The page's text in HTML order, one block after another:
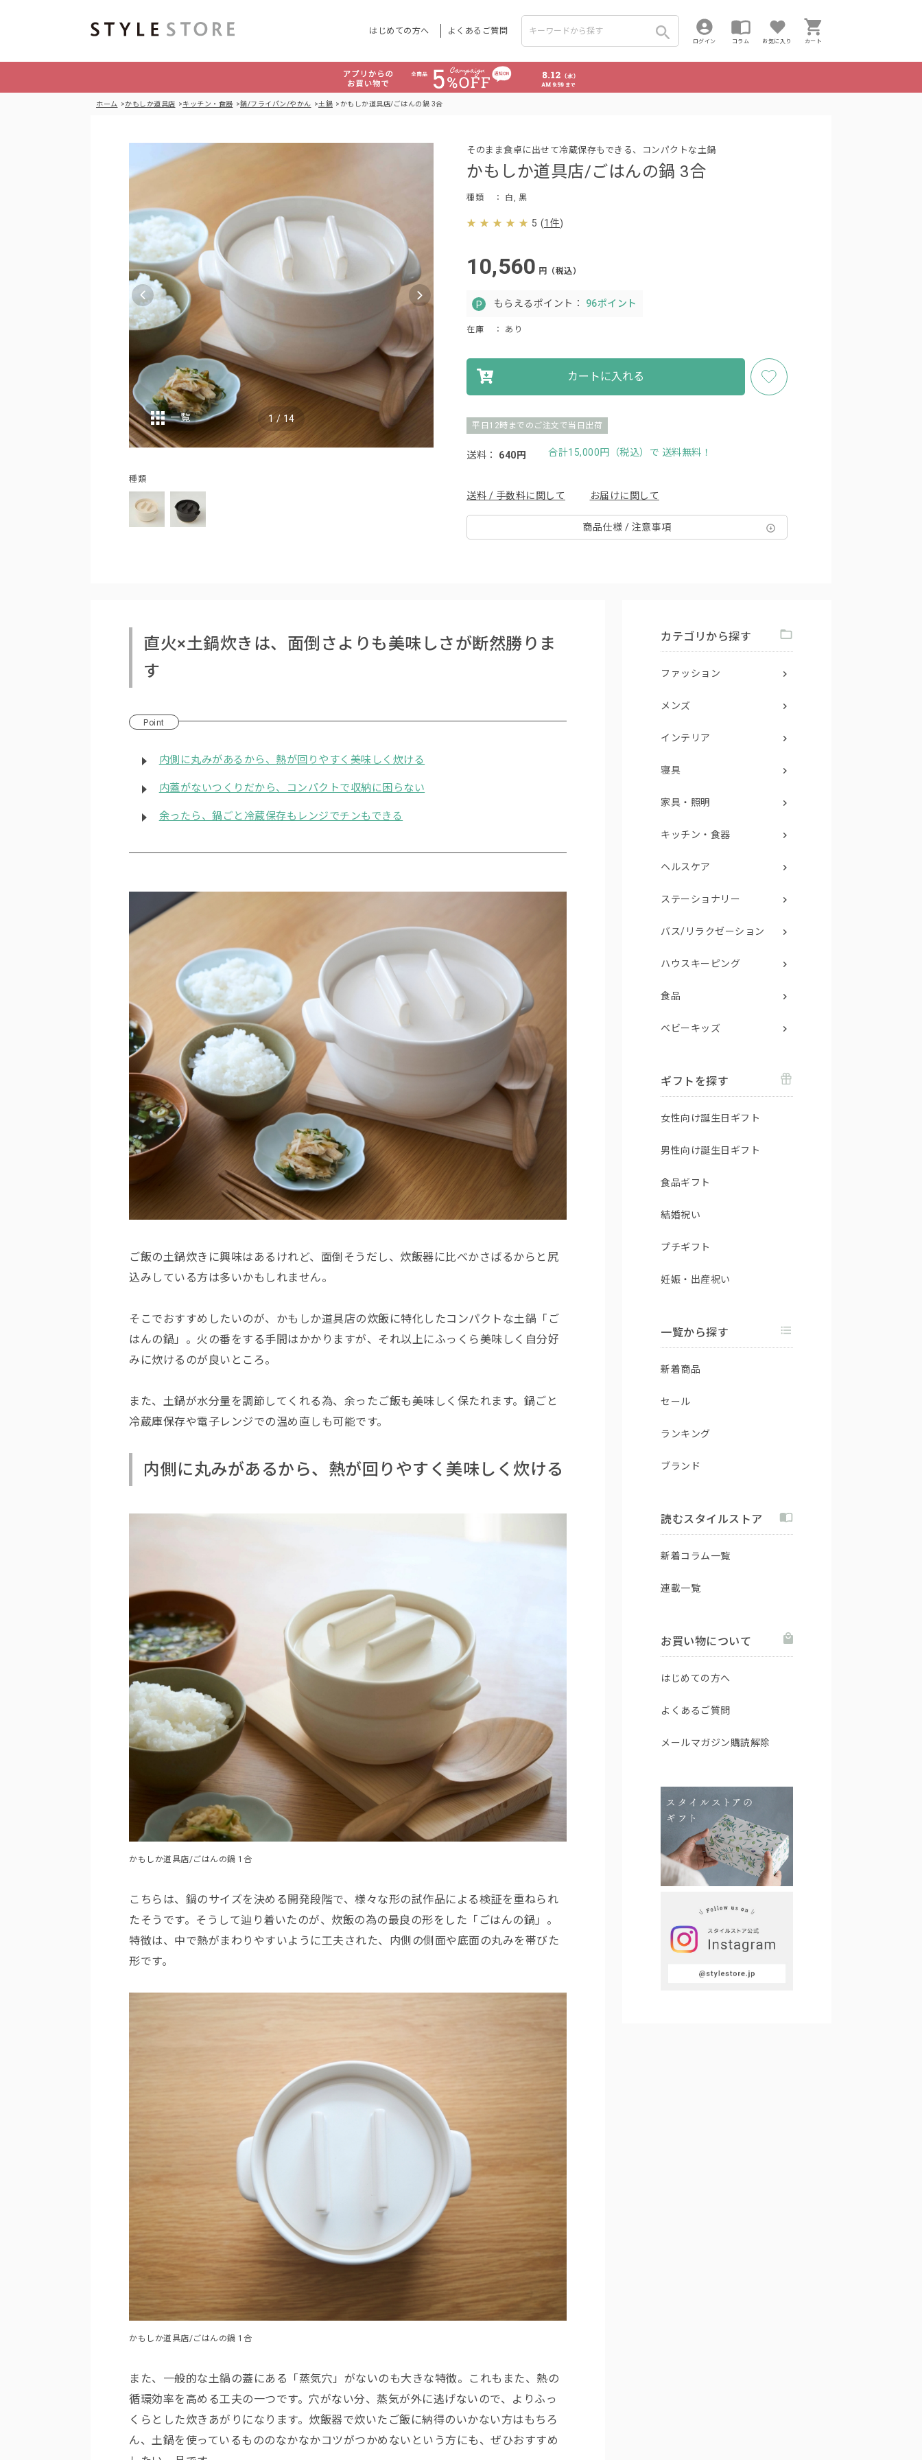
はじめての方へ よくあるご質問
ログイン コラム お気に入り カート
ホーム かもしか道具店 キッチン・食器 鍋/フライパン/やかん 土鍋 かもしか道具店/ごはんの鍋 3合
かもしか道具店/ごはんの鍋 3合
そのまま食卓に出せて冷蔵保存もできる、コンパクトな土鍋
種類 ： 白, 黒
5 (1件)
10,560 円（税込）
もらえるポイント： 96ポイント
在庫 ： あり
カートに入れる
平日12時までのご注文で当日出荷
送料： 640円 合計15,000円（税込）で 送料無料！
送料 / 手数料に関して お届けに関して
商品仕様 / 注意事項
1/ 14
一覧
種類
直火×土鍋炊きは、面倒さよりも美味しさが断然勝りま
す
Point
内側に丸みがあるから、熱が回りやすく美味しく炊ける
内蓋がないつくりだから、コンパクトで収納に困らない
余ったら、鍋ごと冷蔵保存もレンジでチンもできる
ご飯の土鍋炊きに興味はあるけれど、面倒そうだし、炊飯器に比べかさばるからと尻
込みしている方は多いかもしれません。
そこでおすすめしたいのが、かもしか道具店の炊飯に特化したコンパクトな土鍋「ご
はんの鍋」。火の番をする手間はかかりますが、それ以上にふっくら美味しく自分好
みに炊けるのが良いところ。
また、土鍋が水分量を調節してくれる為、余ったご飯も美味しく保たれます。鍋ごと
冷蔵庫保存や電子レンジでの温め直しも可能です。
内側に丸みがあるから、熱が回りやすく美味しく炊ける
かもしか道具店/ごはんの鍋 1合
こちらは、鍋のサイズを決める開発段階で、様々な形の試作品による検証を重ねられ
たそうです。そうして辿り着いたのが、炊飯の為の最良の形をした「ごはんの鍋」。
特徴は、中で熱がまわりやすいように工夫された、内側の側面や底面の丸みを帯びた
形です。
かもしか道具店/ごはんの鍋 1合
また、一般的な土鍋の蓋にある「蒸気穴」がないのも大きな特徴。これもまた、熱の
循環効率を高める工夫の一つです。穴がない分、蒸気が外に逃げないので、よりふっ
くらとした炊きあがりになります。炊飯器で炊いたご飯に納得のいかない方はもちろ
ん、土鍋を使っているもののなかなかコツがつかめないという方にも、ぜひおすすめ
カテゴリから探す
ファッション
メンズ
インテリア
寝具
家具・照明
キッチン・食器
ヘルスケア
ステーショナリー
バス/リラクゼーション
ハウスキーピング
食品
ベビーキッズ
ギフトを探す
女性向け誕生日ギフト
男性向け誕生日ギフト
食品ギフト
結婚祝い
プチギフト
妊娠・出産祝い
一覧から探す
新着商品
セール
ランキング
ブランド
読むスタイルストア
新着コラム一覧
連載一覧
お買い物について
はじめての方へ
よくあるご質問
メールマガジン購読解除